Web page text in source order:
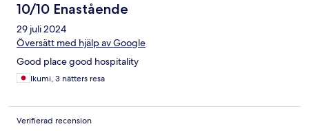
10/10 Enastående
29 juli 2024
Översätt med hjälp av Google
Good place good hospitality
Ikumi, 3 nätters resa
Verifierad recension